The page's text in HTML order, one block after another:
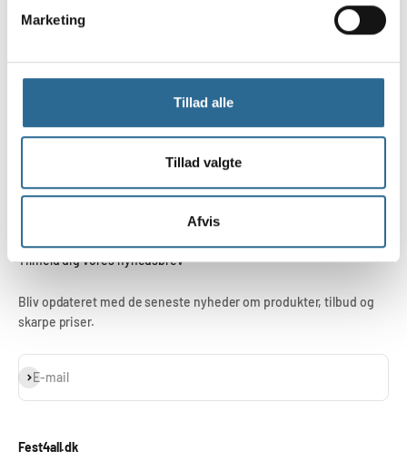
Marketing
Tillad alle
Tillad valgte
Afvis
GLS pakkeshop fra 43,-
Gå til element 1
Gå til element 2
Gå til element 3
Tilmeld dig vores nyhedsbrev
Bliv opdateret med de seneste nyheder om produkter, tilbud og
skarpe priser.
E-mail
Abonnér
Fest4all.dk